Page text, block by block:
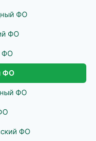
ФО
ФО
ФО
ФО
ФО
ФО